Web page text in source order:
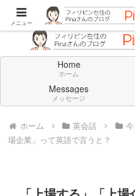
Don't think deeply.
Home
ホーム
Messages
メッセージ
ホーム 英会話
場企業」って英語で言うと？
メニュー